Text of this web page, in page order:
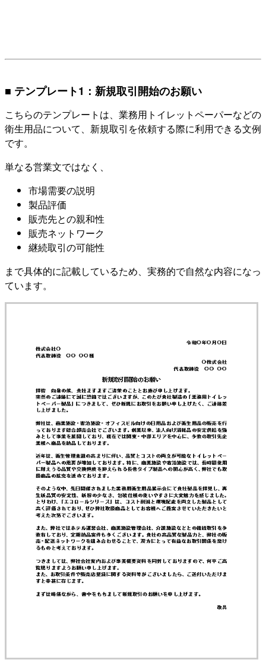
■ テンプレート1：新規取引開始のお願い
こちらのテンプレートは、業務用トイレットペーパーなどの
衛生用品について、新規取引を依頼する際に利用できる文例
です。
単なる営業文ではなく、
市場需要の説明
製品評価
販売先との親和性
販売ネットワーク
継続取引の可能性
まで具体的に記載しているため、実務的で自然な内容になっ
ています。